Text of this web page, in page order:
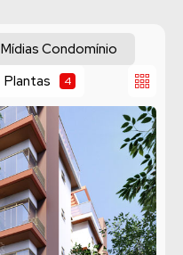
Mídias Condomínio
Plantas 4